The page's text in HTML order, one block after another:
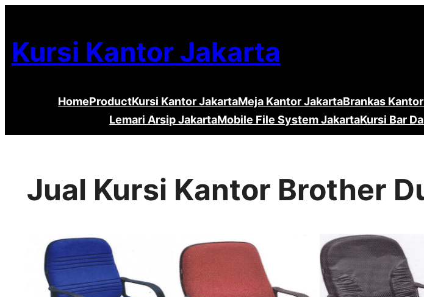
ke
konten
Kursi Kantor Jakarta
HomeProductKursi Kantor JakartaMeja Kantor JakartaBrankas
Lemari Arsip JakartaMobile File System JakartaKursi Bar
Jual Kursi Kantor Brother